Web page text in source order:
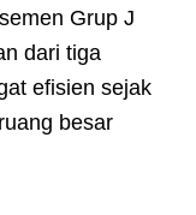
Grup J
dari tiga
efisien sejak
besar